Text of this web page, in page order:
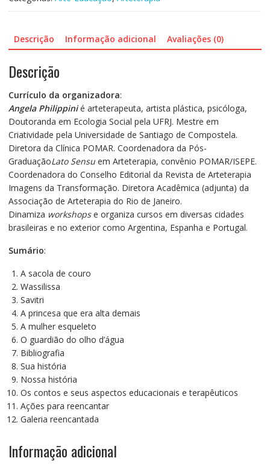
quantidade
Descrição Informação adicional Avaliações (0)
Descrição
Currículo da organizadora:
Angela Philippinié arteterapeuta, artista plástica, psicóloga,
Doutoranda em Ecologia Social pela UFRJ. Mestre em
Criatividade pela Universidade de Santiago de Compostela.
Diretora da Clínica POMAR. Coordenadora da Pós-
GraduaçãoLato Sensuem Arteterapia, convênio POMAR/ISEPE.
Coordenadora do Conselho Editorial da Revista de Arteterapia
Imagens da Transformação. Diretora Acadêmica (adjunta) da
Associação de Arteterapia do Rio de Janeiro.
Dinamiza workshopse organiza cursos em diversas cidades
brasileiras e no exterior como Argentina, Espanha e Portugal.
Sumário:
A sacola de couro
Wassilissa
Savitri
A princesa que era alta demais
A mulher esqueleto
O guardião do olho d’água
Bibliografia
Sua história
Nossa história
Os contos e seus aspectos educacionais e terapêuticos
Ações para reencantar
Galeria reencantada
Informação adicional